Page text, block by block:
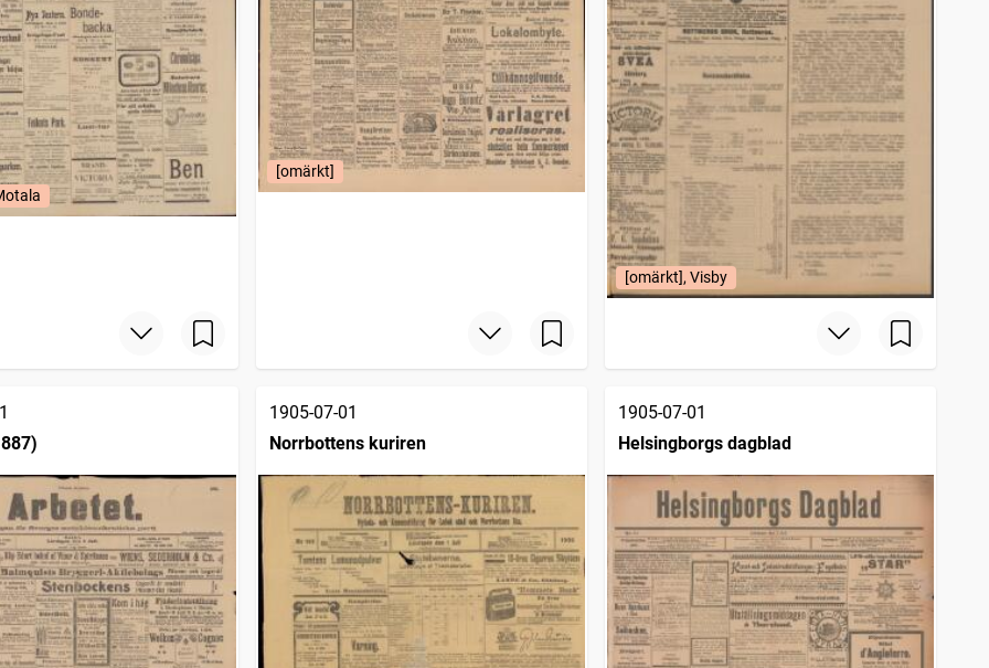
[omärkt]
[omärkt], Visby
1905-07-01
Norrbottens kuriren
1905-07-01
Helsingborgs dagblad